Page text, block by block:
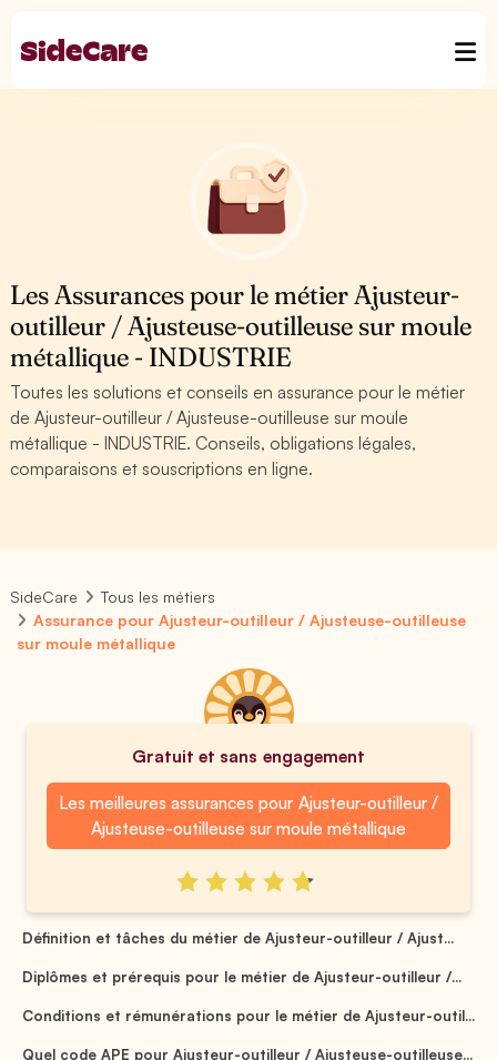
Les Assurances pour le métier Ajusteur-
outilleur / Ajusteuse-outilleuse sur moule
métallique - INDUSTRIE
Toutes les solutions et conseils en assurance pour le métier
de Ajusteur-outilleur / Ajusteuse-outilleuse sur moule
métallique - INDUSTRIE. Conseils, obligations légales,
comparaisons et souscriptions en ligne.
SideCare
Tous les métiers
Assurance pour Ajusteur-outilleur / Ajusteuse-outilleuse
sur moule métallique
Gratuit et sans engagement
Les meilleures assurances pour Ajusteur-outilleur /
Ajusteuse-outilleuse sur moule métallique
Définition et tâches du métier de Ajusteur-outilleur / Ajust...
Diplômes et prérequis pour le métier de Ajusteur-outilleur /...
Conditions et rémunérations pour le métier de Ajusteur-outil...
Quel code APE pour Ajusteur-outilleur / Ajusteuse-outilleuse...